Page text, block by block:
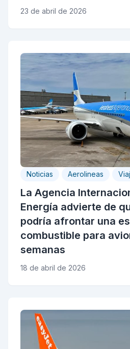
23 de abril de 2026
Noticias Aerolineas
La Agencia
Energía advierte de
podría afrontar una
combustible para
semanas
18 de abril de 2026